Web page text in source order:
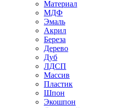
Материал
МДФ
Эмаль
Акрил
Береза
Дерево
Дуб
ЛДСП
Массив
Пластик
Шпон
Экошпон